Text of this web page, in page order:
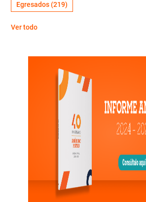
Egresados (219)
Ver todo